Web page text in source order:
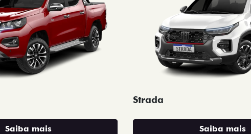
Saiba mais
Strada
Saiba mais